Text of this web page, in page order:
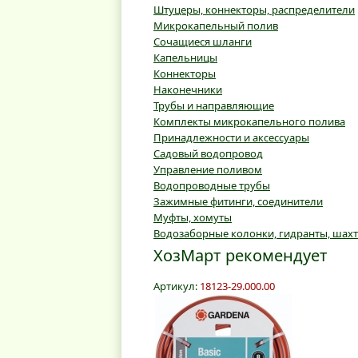
Штуцеры, коннекторы, распределители
Микрокапельный полив
Сочащиеся шланги
Капельницы
Коннекторы
Наконечники
Трубы и направляющие
Комплекты микрокапельного полива
Принадлежности и аксессуары
Садовый водопровод
Управление поливом
Водопроводные трубы
Зажимные фитинги, соединители
Муфты, хомуты
Водозаборные колонки, гидранты,
ХозМарт рекомендует
Артикул: 18123-29.000.00